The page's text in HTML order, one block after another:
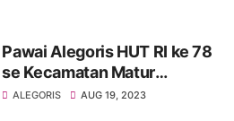
Pawai Alegoris HUT RI ke 78
se Kecamatan Matur
Kabupaten Agam
ALEGORIS AUG 19, 2023